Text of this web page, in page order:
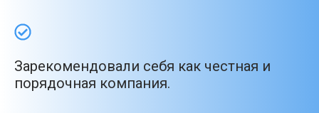
Зарекомендовали себя как честная и
порядочная компания.